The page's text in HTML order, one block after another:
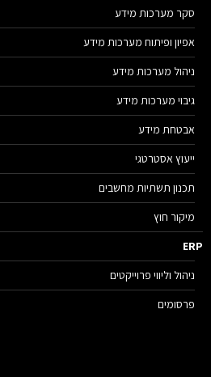
סקר מערכות מידע
אפיון ופיתוח מערכות מידע
ניהול מערכות מידע
גיבוי מערכות מידע
אבטחת מידע
ייעוץ אסטרטגי
תכנון תשתיות מחשבים
מיקור חוץ
ניהול וליווי פרוייקטים
פרסומים